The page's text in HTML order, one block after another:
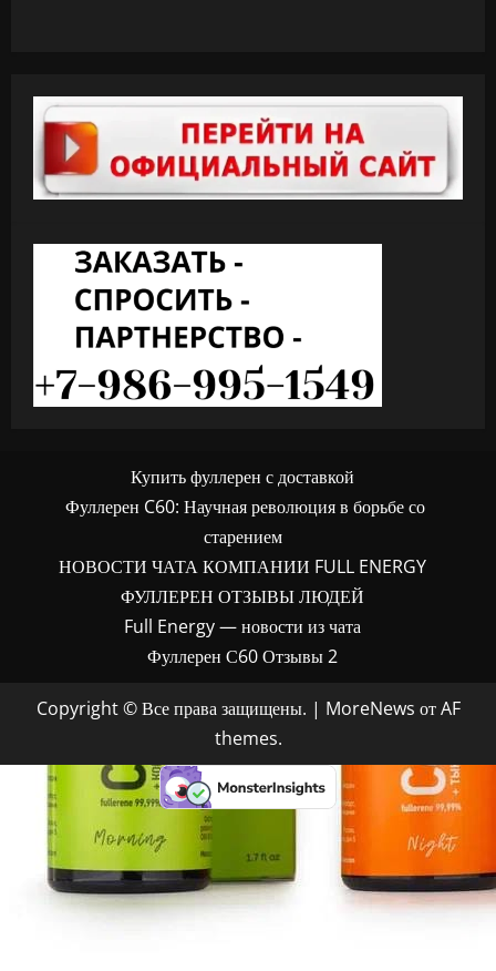
Купить фуллерен с доставкой
Фуллерен C60: Научная революция в борьбе со
старением
НОВОСТИ ЧАТА КОМПАНИИ FULL ENERGY
ФУЛЛЕРЕН ОТЗЫВЫ ЛЮДЕЙ
Full Energy — новости из чата
Фуллерен С60 Отзывы 2
Copyright © Все права защищены. | MoreNews от AF
themes.